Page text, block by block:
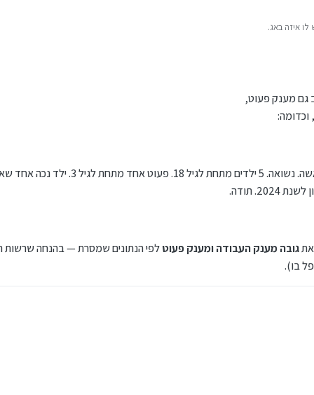
איזה באג.
וכדומה:
שלום. אני עצמאית. מרוויח 60000 ש"ח לשנה. אשה. נשואה.
תודה.
גובה מענק העבודה ומענק פעוטלפי הנתונים שמסרת — בהנחה שרשות
בו).